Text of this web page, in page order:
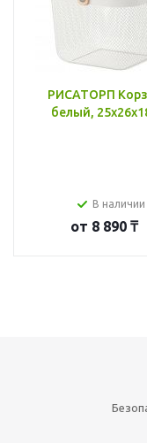
РИСАТОРП
белый,
В наличии
от 8 890 ₸